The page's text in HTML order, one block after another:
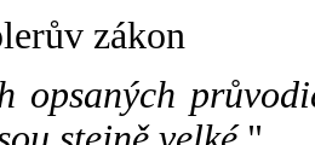
zákon
opsaných